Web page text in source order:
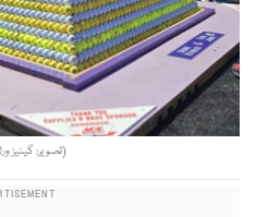
(تصویر: گینیز